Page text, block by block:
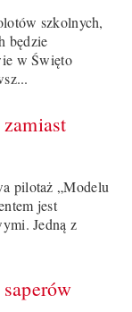
szkolnych,
będzie
w Święto
pilotaż „Modelu
jest
Jedną z